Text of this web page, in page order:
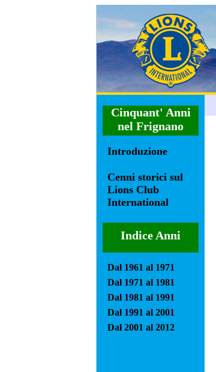
Cinquant' Anni
nel Frignano
Introduzione
Cenni storici sul
Lions Club
International
Indice Anni
Dal 1961 al 1971
Dal 1971 al 1981
Dal 1981 al 1991
Dal 1991 al 2001
Dal 2001 al 2012